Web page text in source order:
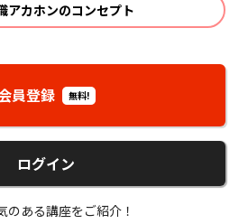
アカホンのコンセプト
員登録 無料!
ログイン
のある講座をご紹介！